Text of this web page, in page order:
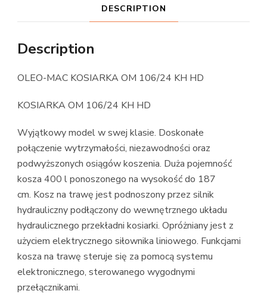
DESCRIPTION
Description
OLEO-MAC KOSIARKA OM 106/24 KH HD
KOSIARKA OM 106/24 KH HD
Wyjątkowy model w swej klasie. Doskonałe
połączenie wytrzymałości, niezawodności oraz
podwyższonych osiągów koszenia. Duża pojemność
kosza 400 l ponoszonego na wysokość do 187
cm. Kosz na trawę jest podnoszony przez silnik
hydrauliczny podłączony do wewnętrznego układu
hydraulicznego przekładni kosiarki. Opróżniany jest z
użyciem elektrycznego siłownika liniowego. Funkcjami
kosza na trawę steruje się za pomocą systemu
elektronicznego, sterowanego wygodnymi
przełącznikami.